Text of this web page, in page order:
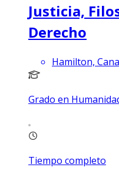
Justicia,
Derecho
Hamilton,
Grado en
Tiempo completo